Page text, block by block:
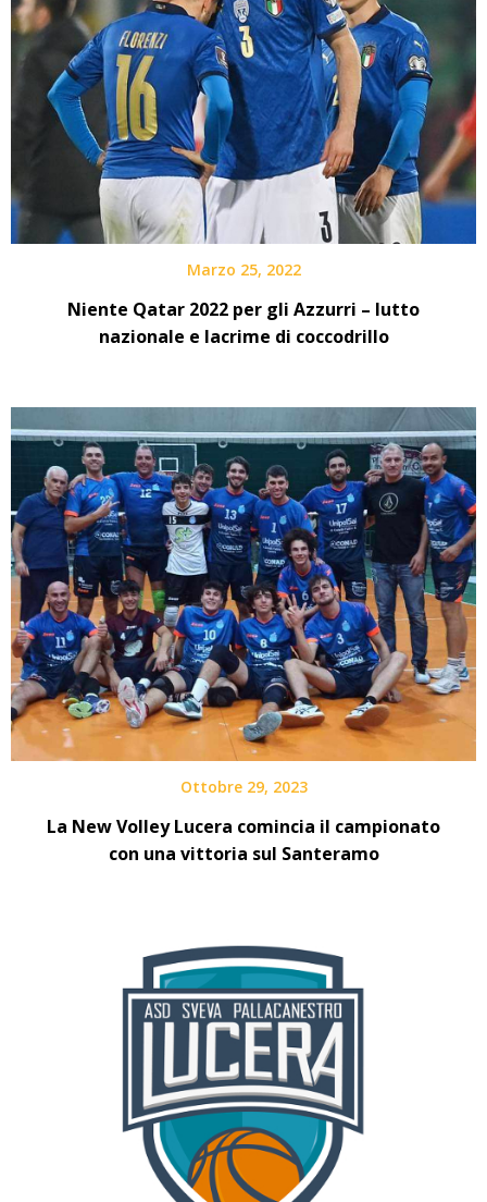
Marzo 25, 2022
Niente Qatar 2022 per gli Azzurri – lutto
nazionale e lacrime di coccodrillo
Ottobre 29, 2023
La New Volley Lucera comincia il campionato
con una vittoria sul Santeramo